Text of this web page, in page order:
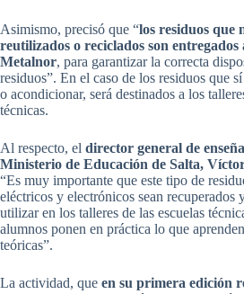
Asimismo, precisó que “los residuos que
reutilizados o reciclados son entregados
Metalnor, para garantizar la correcta
residuos”. En el caso de los residuos que
o acondicionar, será destinados a los
técnicas.
Al respecto, el director general de
Ministerio de Educación de Salta,
“Es muy importante que este tipo de
eléctricos y electrónicos sean recuperados
utilizar en los talleres de las escuelas
alumnos ponen en práctica lo que
teóricas”.
La actividad, que en su primera edición